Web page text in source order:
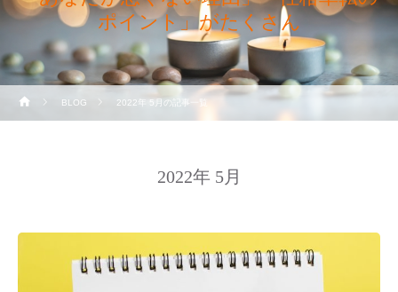
ポイント」がたくさん
BLOG 2022年 5月の記事一覧
2022年 5月